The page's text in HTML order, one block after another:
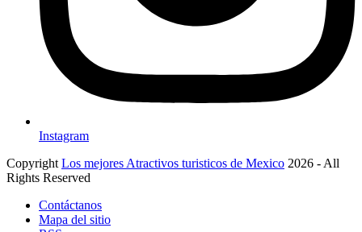
Instagram
Copyright Los mejores Atractivos turisticos de Mexico 2026 - All
Rights Reserved
Contáctanos
Mapa del sitio